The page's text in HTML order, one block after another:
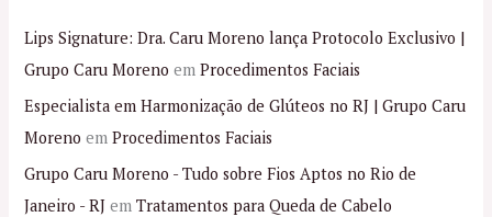
Lips Signature: Dra. Caru Moreno lança Protocolo Exclusivo |
Grupo Caru Moreno emProcedimentos Faciais
Especialista em Harmonização de Glúteos no RJ | Grupo Caru
Moreno emProcedimentos Faciais
Grupo Caru Moreno - Tudo sobre Fios Aptos no Rio de
Janeiro - RJ emTratamentos para Queda de Cabelo